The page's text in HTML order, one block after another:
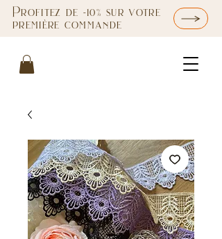
Profitez de -10% sur votre
première commande